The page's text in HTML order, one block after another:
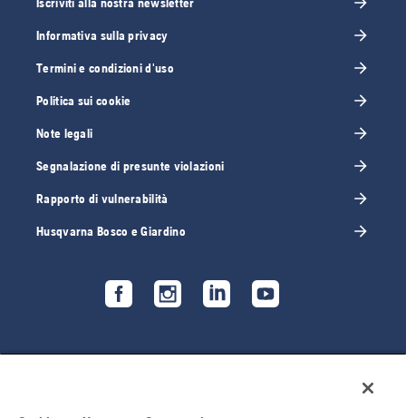
Informativa sulla privacy
Termini e condizioni d'uso
Politica sui cookie
Note legali
Segnalazione di presunte violazioni
Rapporto di vulnerabilità
Husqvarna Bosco e Giardino